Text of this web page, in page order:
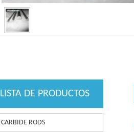
LISTA DE PRODUCTOS
CARBIDE RODS